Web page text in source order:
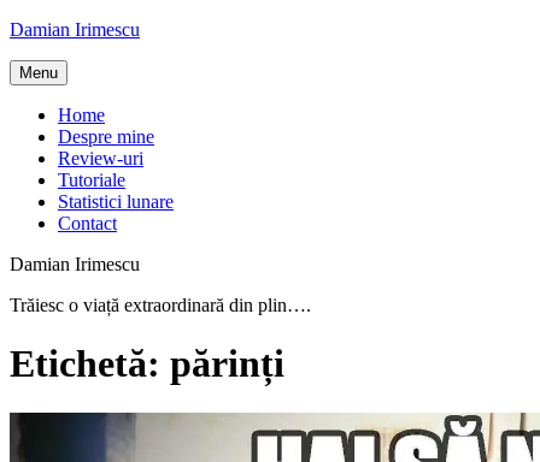
Skip
content
Damian Irimescu
Menu
Home
Despre mine
Review-uri
Tutoriale
Statistici lunare
Contact
Damian Irimescu
Trăiesc o viață extraordinară din plin….
Etichetă: părinți